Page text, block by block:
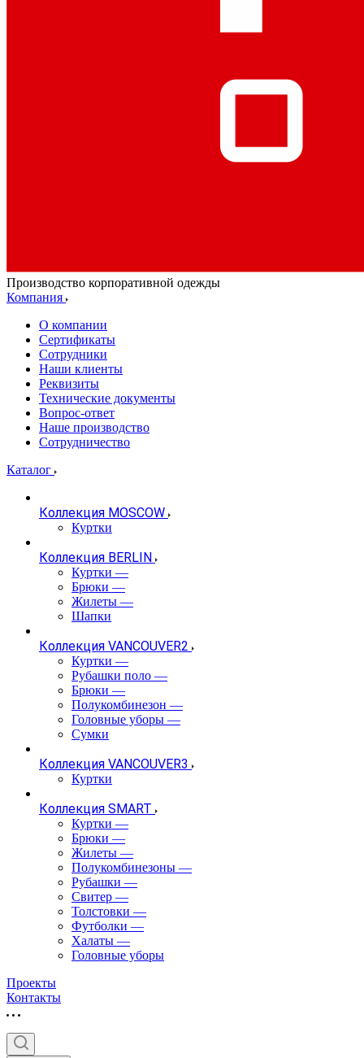
Производство корпоративной одежды
Компания
О компании
Сертификаты
Сотрудники
Наши клиенты
Реквизиты
Технические документы
Вопрос-ответ
Наше производство
Сотрудничество
Каталог
Коллекция MOSCOW
Куртки
Коллекция BERLIN
Куртки —
Брюки —
Жилеты —
Шапки
Коллекция VANCOUVER2
Куртки —
Рубашки поло —
Брюки —
Полукомбинезон —
Головные уборы —
Сумки
Коллекция VANCOUVER3
Куртки
Коллекция SMART
Куртки —
Брюки —
Жилеты —
Полукомбинезоны —
Рубашки —
Свитер —
Толстовки —
Футболки —
Халаты —
Головные уборы
Проекты
Контакты